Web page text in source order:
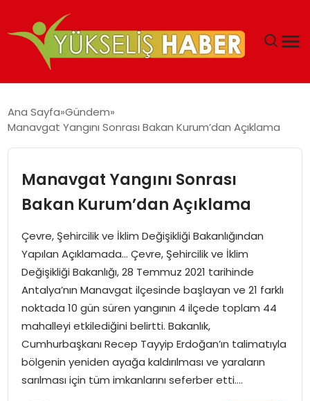
MALIYETLERINI AZALTIYOR’
Ana Sayfa Gündem
Manavgat Yangını Sonrası Bakan Kurum’dan Açıklama
Manavgat Yangını Sonrası
Bakan Kurum’dan Açıklama
Çevre, Şehircilik ve İklim Değişikliği Bakanlığından
Yapılan Açıklamada… Çevre, Şehircilik ve İklim
Değişikliği Bakanlığı, 28 Temmuz 2021 tarihinde
Antalya’nın Manavgat ilçesinde başlayan ve 21 farklı
noktada 10 gün süren yangının 4 ilçede toplam 44
mahalleyi etkilediğini belirtti. Bakanlık,
Cumhurbaşkanı Recep Tayyip Erdoğan’ın talimatıyla
bölgenin yeniden ayağa kaldırılması ve yaraların
sarılması için tüm imkanlarını seferber etti….